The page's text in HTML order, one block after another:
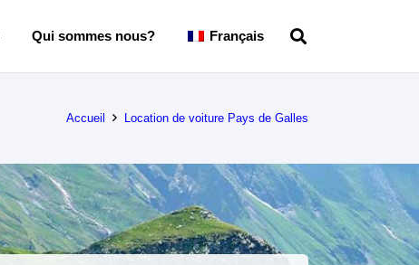
Qui sommes nous? Français
Accueil Location de voiture Pays de Galles